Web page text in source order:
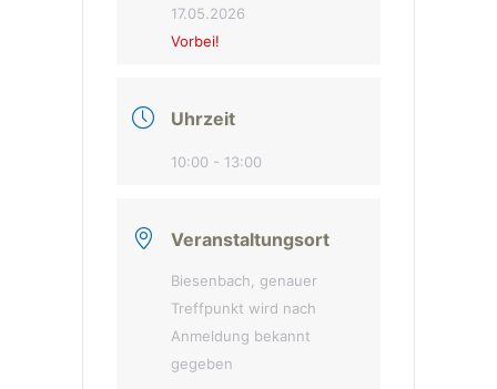
17.05.2026
Vorbei!
Uhrzeit
10:00 - 13:00
Veranstaltungsort
Biesenbach, genauer
Treffpunkt wird nach
Anmeldung bekannt
gegeben